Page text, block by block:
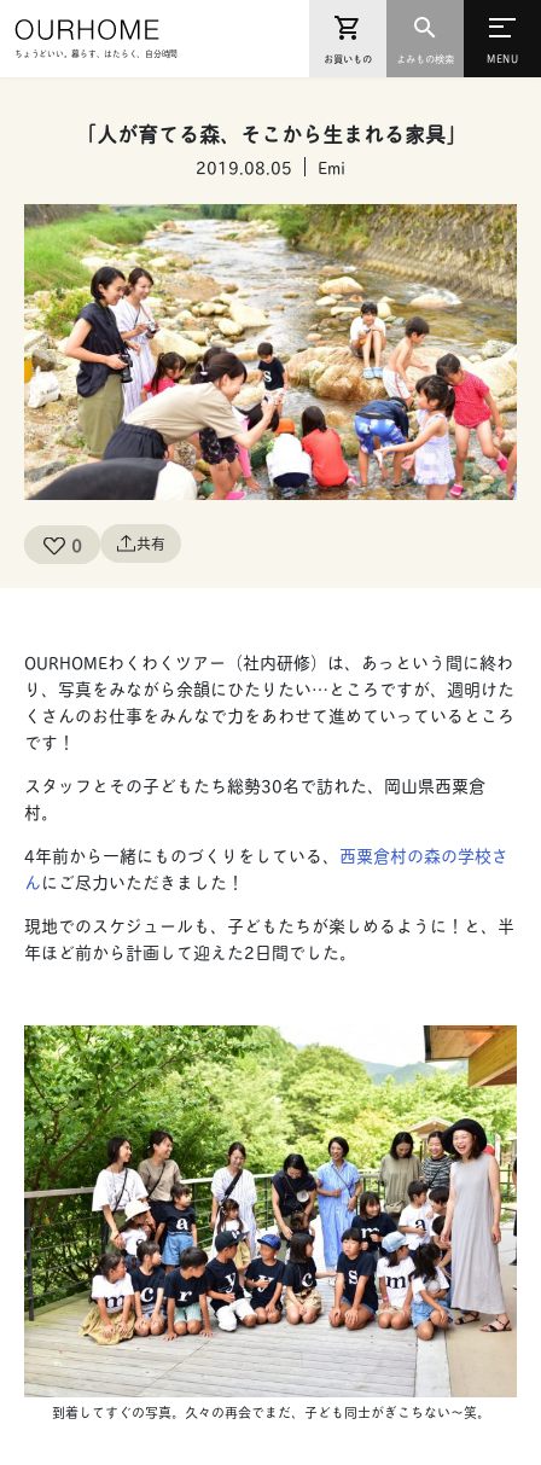
ちょうどいい。暮らす、はたらく、自分時間
「人が育てる森、そこから生まれる家具」
2019.08.05 Emi
0 共有
OURHOMEわくわくツアー（社内研修）は、あっという間に終わ
り、写真をみながら余韻にひたりたい…ところですが、週明けた
くさんのお仕事をみんなで力をあわせて進めていっているところ
です！
スタッフとその子どもたち総勢30名で訪れた、岡山県西粟倉
村。
4年前から一緒にものづくりをしている、 西粟倉村の森の学校さ
んにご尽力いただきました！
現地でのスケジュールも、子どもたちが楽しめるように！と、半
年ほど前から計画して迎えた2日間でした。
到着してすぐの写真。久々の再会でまだ、子ども同士がぎこちない〜笑。
お買いもの よみもの検索